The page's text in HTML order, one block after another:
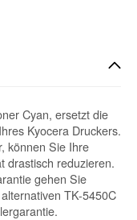
Cyan, ersetzt die
Kyocera Druckers.
können Sie Ihre
drastisch reduzieren.
gehen Sie
TK-5450C